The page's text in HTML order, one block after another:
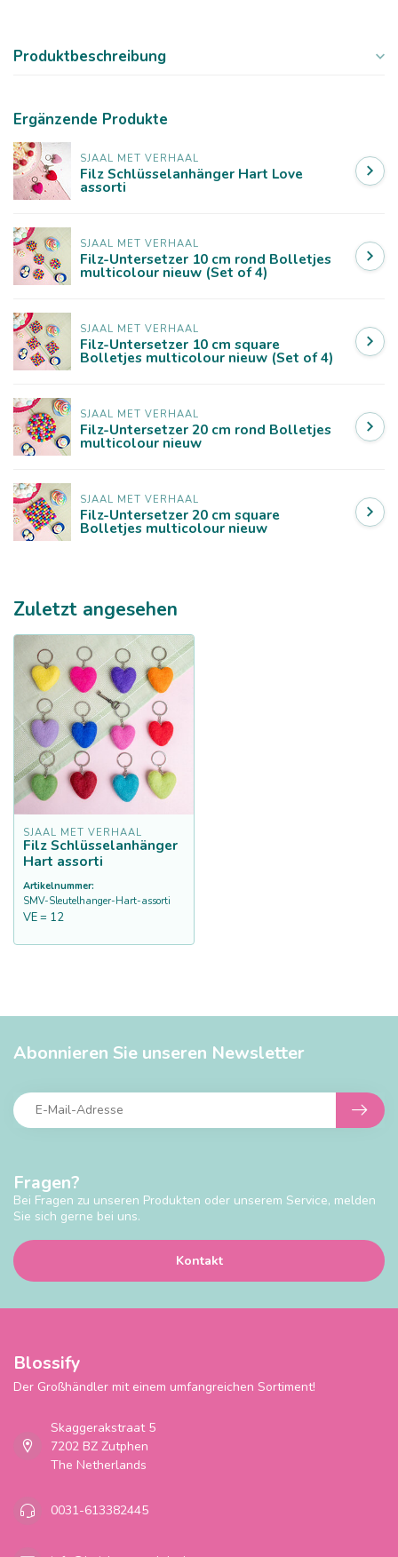
Produktbeschreibung
Ergänzende Produkte
SJAAL MET VERHAAL
Filz Schlüsselanhänger Hart Love
assorti
SJAAL MET VERHAAL
Filz-Untersetzer 10 cm rond Bolletjes
multicolour nieuw (Set of 4)
SJAAL MET VERHAAL
Filz-Untersetzer 10 cm square
Bolletjes multicolour nieuw (Set of 4)
SJAAL MET VERHAAL
Filz-Untersetzer 20 cm rond Bolletjes
multicolour nieuw
SJAAL MET VERHAAL
Filz-Untersetzer 20 cm square
Bolletjes multicolour nieuw
Zuletzt angesehen
SJAAL MET VERHAAL
Filz Schlüsselanhänger
Hart assorti
Artikelnummer:
SMV-Sleutelhanger-Hart-assorti
VE = 12
Fragen?
Bei Fragen zu unseren Produkten oder unserem Service, melden
Sie sich gerne bei uns.
Kontakt
Abonnieren Sie unseren Newsletter
Blossify
Der Großhändler mit einem umfangreichen Sortiment!
Skaggerakstraat 5
7202 BZ Zutphen
The Netherlands
0031-613382445